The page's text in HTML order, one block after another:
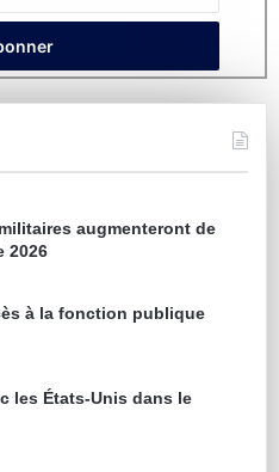
augmenteront de
2026
à la fonction publique
les États-Unis dans le